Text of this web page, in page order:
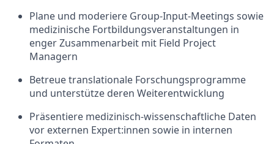
Plane und moderiere Group-Input-Meetings sowie
medizinische Fortbildungsveranstaltungen in
enger Zusammenarbeit mit Field Project
Managern
Betreue translationale Forschungsprogramme
und unterstütze deren Weiterentwicklung
Präsentiere medizinisch-wissenschaftliche Daten
vor externen Expert:innen sowie in internen